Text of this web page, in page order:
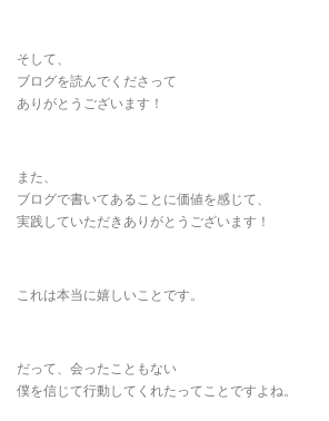
そして、
ブログを読んでくださって
ありがとうございます！
また、
ブログで書いてあることに価値を感じて、
実践していただきありがとうございます！
これは本当に嬉しいことです。
だって、会ったこともない
僕を信じて行動してくれたってことですよね。